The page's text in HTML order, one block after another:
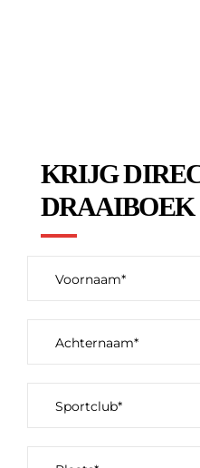
KRIJG
DRAAIBOEK